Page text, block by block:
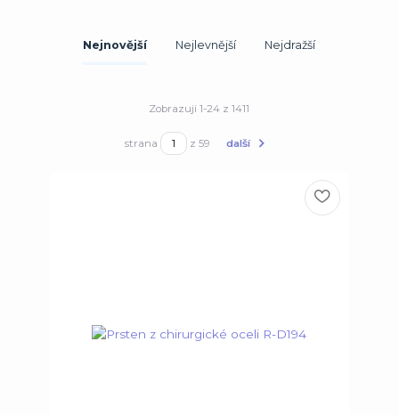
Nejnovější Nejlevnější Nejdražší
Zobrazuji 1-24 z 1411
strana z 59 další